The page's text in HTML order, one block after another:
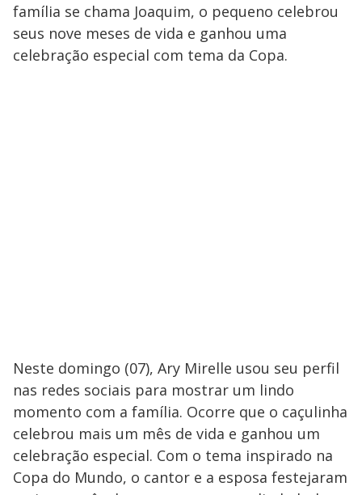
família se chama Joaquim, o pequeno celebrou
seus nove meses de vida e ganhou uma
celebração especial com tema da Copa.
Neste domingo (07), Ary Mirelle usou seu perfil
nas redes sociais para mostrar um lindo
momento com a família. Ocorre que o caçulinha
celebrou mais um mês de vida e ganhou um
celebração especial. Com o tema inspirado na
Copa do Mundo, o cantor e a esposa festejaram